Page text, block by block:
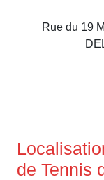
Rue du 19
de Tennis